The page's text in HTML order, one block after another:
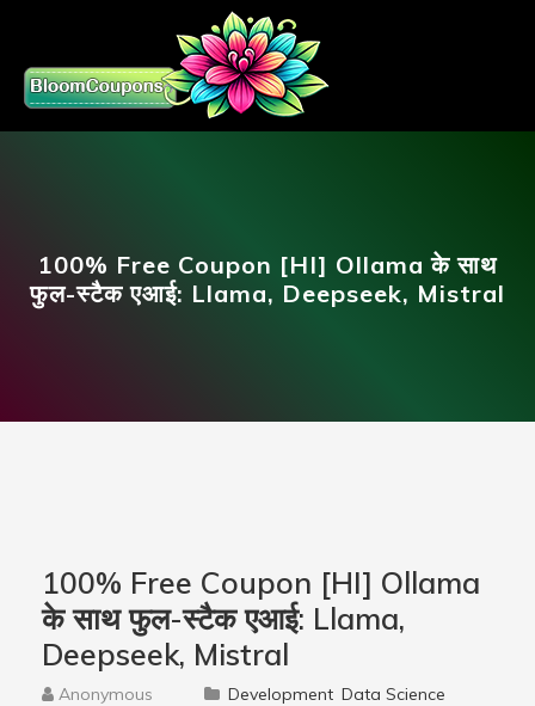
100% Free Coupon [HI] Ollama के साथ
फुल-स्टैक एआई: Llama, Deepseek, Mistral
100% Free Coupon [HI] Ollama
के साथ फुल-स्टैक एआई: Llama,
Deepseek, Mistral
Anonymous Development Data Science